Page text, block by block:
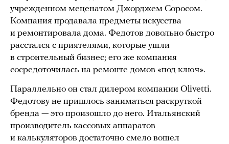
учрежденном меценатом Джорджем Соросом.
Компания продавала предметы искусства
и ремонтировала дома. Федотов довольно быстро
расстался с приятелями, которые ушли
в строительный бизнес; его же компания
сосредоточилась на ремонте домов «под ключ».
Параллельно он стал дилером компании Olivetti.
Федотову не пришлось заниматься раскруткой
бренда — это произошло до него. Итальянский
производитель кассовых аппаратов
и калькуляторов достаточно смело вошел